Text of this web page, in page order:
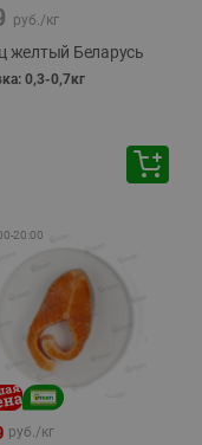
руб./кг
желтый Беларусь
0,3-0,7кг
-20:00
руб./кг